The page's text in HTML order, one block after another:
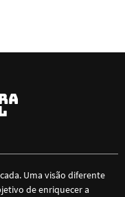
Uma visão diferente
de enriquecer a